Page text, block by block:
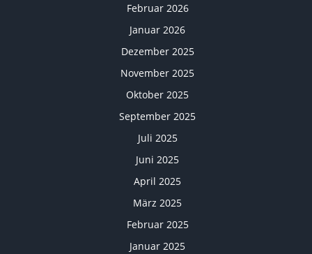
Februar 2026
Januar 2026
Dezember 2025
November 2025
Oktober 2025
September 2025
Juli 2025
Juni 2025
April 2025
März 2025
Februar 2025
Januar 2025